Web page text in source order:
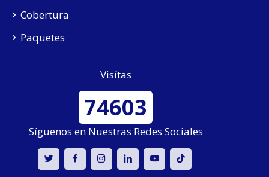
Cobertura
Paquetes
Visítas
74603
Síguenos en Nuestras Redes Sociales